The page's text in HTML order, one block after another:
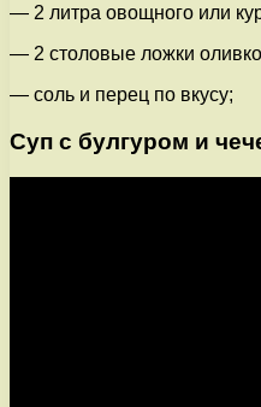
— 2 литра овощного или
— 2 столовые ложки
— соль и перец по вкусу;
Суп с булгуром и